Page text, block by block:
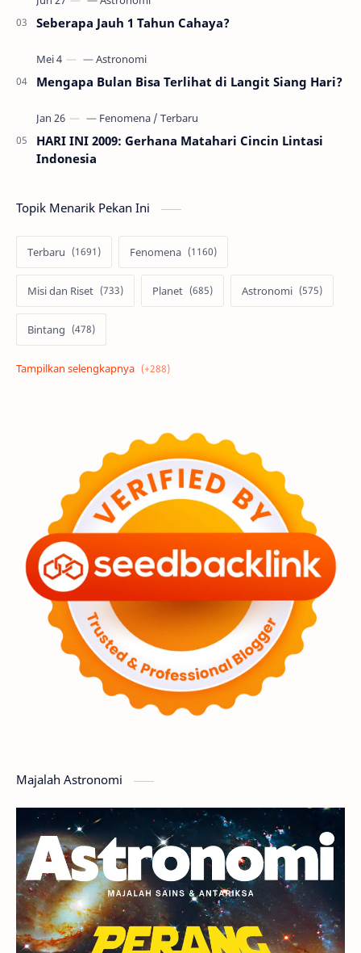
Seberapa Jauh 1 Tahun Cahaya?
Mengapa Bulan Bisa Terlihat di Langit Siang Hari?
HARI INI 2009: Gerhana Matahari Cincin Lintasi
Indonesia
Topik Menarik Pekan Ini
Terbaru Fenomena
Misi dan Riset Planet Astronomi
Bintang
Alam semesta Galaksi
Tata Surya Hype
Asteroid Observasi
Premium Bulan
Penelitian Serba-serbi Satelit
Luar Angkasa Video Aurora
Supernova Nebula Sponsored
Featured Mars
GMT 2016
Planet Kerdil Bumi Pengetahuan
Berita Hujan Meteor Satelit Alami
Rasi Bintang Teleskop Saturnus
GBT 2018 UFO Advertorial
Majalah Astronomi